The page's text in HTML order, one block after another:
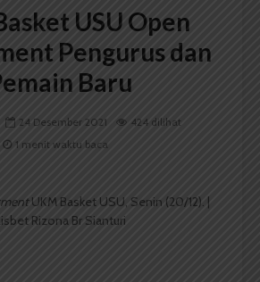
USU Open
Pengurus dan
Baru
24 Desember 2021
424 dilihat
1 menit waktu baca
UKM Basket USU, Senin (20/12). |
Rizona Br Sianturi